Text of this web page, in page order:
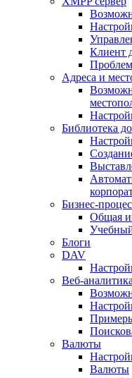
Клиент
Адреса и
Библиотека
Бизнес-
Общая
Блоги
DAV
Веб-
Валюты
Валюты